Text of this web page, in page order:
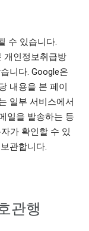
수 있습니다.
개인정보취급방
니다. Google은
내용을 본 페이
일부 서비스에서
일을 발송하는 등
가 확인할 수 있
관합니다.
관행